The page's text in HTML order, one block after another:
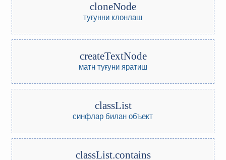
cloneNode
туғунни клонлаш
createTextNode
матн туғуни яратиш
classList
синфлар билан объект
classList.contains